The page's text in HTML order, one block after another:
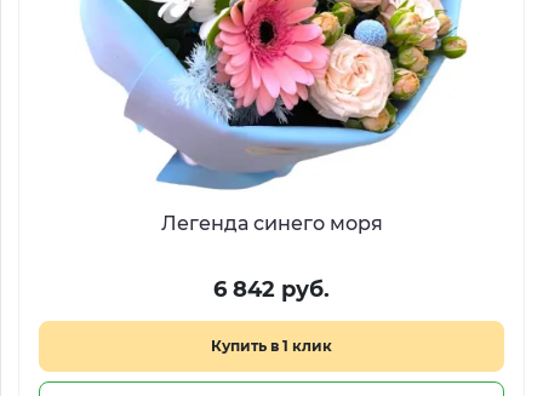
Легенда синего моря
6 842 руб.
Купить в 1 клик